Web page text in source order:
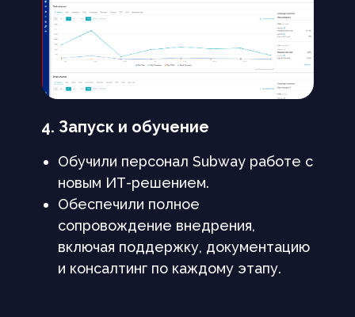
Обучили персонал Subway работе с
новым ИТ-решением.
Обеспечили полное
сопровождение внедрения,
включая поддержку, документацию
и консалтинг по каждому этапу.
4. Запуск и обучение